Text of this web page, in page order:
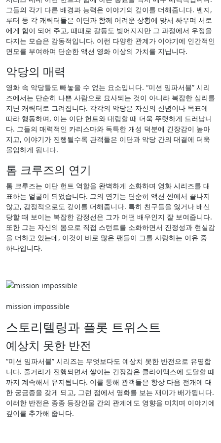
그들의 각기 다른 배경과 능력은 이야기의 깊이를 더해줍니다. 벤지,
루터 등 각 캐릭터들은 이단과 함께 어려운 상황에 맞서 싸우며 서로
에게 힘이 되어 주고, 때때로 갈등도 빚어지지만 그 과정에서 우정을
다지는 모습은 감동적입니다. 이런 다양한 관계가 이야기에 인간적인
면모를 부여하며 단순한 액션 영화 이상의 가치를 지닙니다.
악당의 매력
영화 속 악당들도 빼놓을 수 없는 요소입니다. “미션 임파서블” 시리
즈에서는 단순히 나쁜 사람으로 묘사되는 것이 아니라 복잡한 심리를
지닌 캐릭터로 그려집니다. 각각의 악당은 자신의 신념이나 목표에
따라 행동하며, 이는 이단 헌트와 대립할 때 더욱 뚜렷하게 드러납니
다. 그들의 매력적인 카리스마와 독특한 개성 덕분에 긴장감이 높아
지고, 이야기가 진행될수록 관객들은 이단과 악당 간의 대결에 더욱
몰입하게 됩니다.
톰 크루즈의 연기
톰 크루즈는 이단 헌트 역할을 완벽하게 소화하며 영화 시리즈를 대
표하는 얼굴이 되었습니다. 그의 연기는 단순히 액션 씬에서 끝나지
않고, 감정적으로도 깊이를 더해줍니다. 특히 친구들을 잃거나 배신
당할 때 보이는 복잡한 감정선은 그가 어떤 배우인지 잘 보여줍니다.
또한 그는 자신의 몸으로 직접 스턴트를 소화하면서 진정성과 현실감
을 더하고 있는데, 이것이 바로 많은 팬들이 그를 사랑하는 이유 중
하나입니다.
mission impossible
스토리텔링과 플롯 트위스트
예상치 못한 반전
“미션 임파서블” 시리즈는 무엇보다도 예상치 못한 반전으로 유명합
니다. 줄거리가 진행되면서 쌓이는 긴장감은 클라이맥스에 도달할 때
까지 계속해서 유지됩니다. 이를 통해 관객들은 항상 다음 전개에 대
한 궁금증을 갖게 되고, 그런 점에서 영화를 보는 재미가 배가됩니다.
이러한 반전은 종종 등장인물 간의 관계에도 영향을 미치며 이야기에
깊이를 추가해 줍니다.